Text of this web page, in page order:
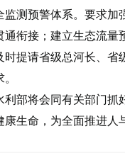
监测预警体系。要求
通衔接；建立生态流
时提请省级总河长、
。
利部将会同有关部门抓
康生命，为全面推进